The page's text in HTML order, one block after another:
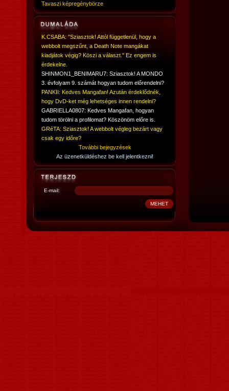
Tavaszi képregénybörze
K.CSABA: "Sziasztok! Attól függetlenül, hogy a
webbolt megszűnt, a Death Note mangákat
kiadjátok végig? Köszi a választ." Ez engem is
érdekelne.
SHINMON1_BENIMARU7: Sziasztok! A MONDO
3. évfolyam 9. számát hogyan tudom előrendelni?
PANKII: Kedves Mangafan! Azután érdeklődnék,
hogy DvD-ket még lehetséges innen rendelni?
GABRIELLA0807: Kedves Mangafan, hogyan
tudom törölni a profilomat? Köszönöm előre is.
GRéTA: Sziasztok! A webbolt végleg bezárt vagy
csak egy időre?
További bejegyzések
Az üzenetküldéshez be kell jelentkezni!
E-mail: